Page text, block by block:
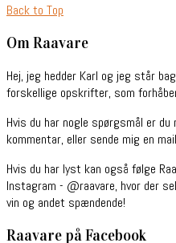
Back to Top
Om Raavare
Hej, jeg hedder Karl og jeg står
forskellige opskrifter, som
Hvis du har nogle spørgsmål er
kommentar, eller sende mig en
Hvis du har lyst kan også følge
Instagram - @raavare, hvor der
vin og andet spændende!
Raavare på Facebook